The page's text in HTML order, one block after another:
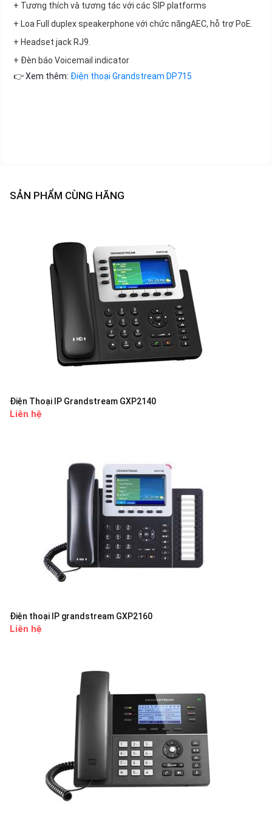
+ Tương thích và tương tác với các SIP platforms
+ Loa Full duplex speakerphone với chức năngAEC, hỗ trợ PoE.
+ Headset jack RJ9.
+ Đèn báo Voicemail indicator
👉 Xem thêm: Điện thoại Grandstream DP715
SẢN PHẨM CÙNG HÃNG
Điện Thoại IP Grandstream GXP2140
Liên hệ
Điện thoại IP grandstream GXP2160
Liên hệ